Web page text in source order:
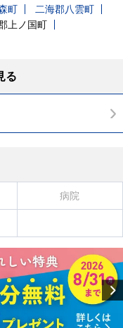
町
二海郡八雲町
上ノ国町
る
病院